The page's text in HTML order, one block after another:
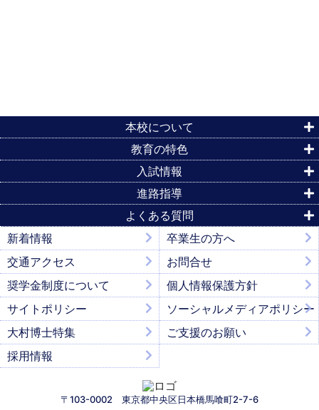
〒103-0002 東京都中央区日本橋馬喰町2-7-6
本校について
教育の特色
入試情報
進路指導
よくある質問
新着情報
卒業生の方へ
交通アクセス
お問合せ
奨学金制度について
個人情報保護方針
サイトポリシー
ソーシャルメディアポリシー
大村博士特集
ご支援のお願い
採用情報